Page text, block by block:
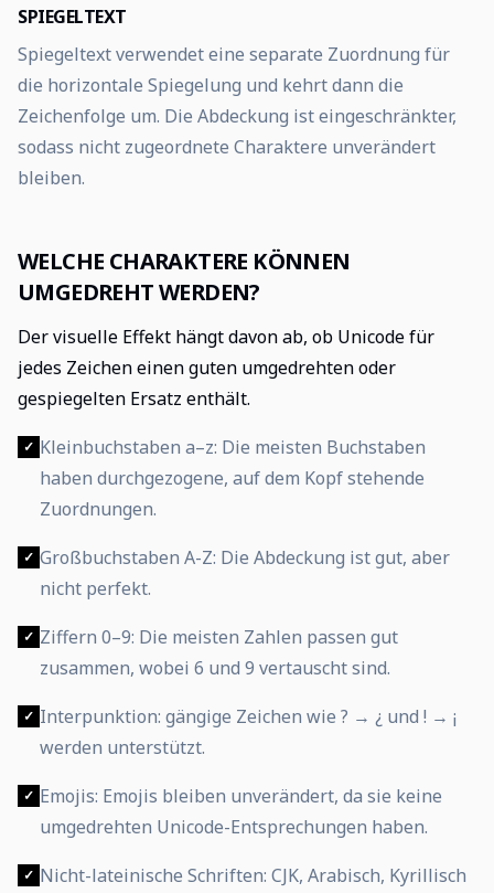
SPIEGELTEXT
Spiegeltext verwendet eine separate Zuordnung für
die horizontale Spiegelung und kehrt dann die
Zeichenfolge um. Die Abdeckung ist eingeschränkter,
sodass nicht zugeordnete Charaktere unverändert
bleiben.
WELCHE CHARAKTERE KÖNNEN
UMGEDREHT WERDEN?
Der visuelle Effekt hängt davon ab, ob Unicode für
jedes Zeichen einen guten umgedrehten oder
gespiegelten Ersatz enthält.
✓ Kleinbuchstaben a–z: Die meisten Buchstaben
haben durchgezogene, auf dem Kopf stehende
Zuordnungen.
✓ Großbuchstaben A-Z: Die Abdeckung ist gut, aber
nicht perfekt.
✓ Ziffern 0–9: Die meisten Zahlen passen gut
zusammen, wobei 6 und 9 vertauscht sind.
✓ Interpunktion: gängige Zeichen wie ? → ¿ und ! → ¡
werden unterstützt.
✓ Emojis: Emojis bleiben unverändert, da sie keine
umgedrehten Unicode-Entsprechungen haben.
✓ Nicht-lateinische Schriften: CJK, Arabisch, Kyrillisch